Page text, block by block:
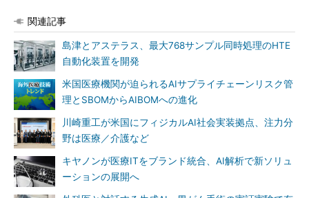
関連記事
島津とアステラス、最大768サンプル同時処理のHTE
自動化装置を開発
米国医療機関が迫られるAIサプライチェーンリスク管
理とSBOMからAIBOMへの進化
川崎重工が米国にフィジカルAI社会実装拠点、注力分
野は医療／介護など
キヤノンが医療ITをブランド統合、AI解析で新ソリュ
ーションの展開へ